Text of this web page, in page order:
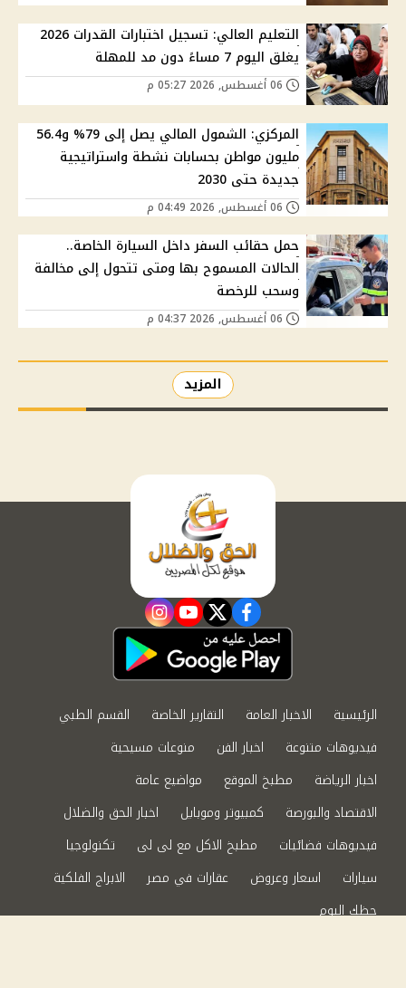
التعليم العالي: تسجيل اختبارات القدرات 2026
يغلق اليوم 7 مساءً دون مد للمهلة
المركزي: الشمول المالي يصل إلى 79% و56.4
مليون مواطن بحسابات نشطة واستراتيجية
جديدة حتى 2030
حمل حقائب السفر داخل السيارة الخاصة..
الحالات المسموح بها ومتى تتحول إلى مخالفة
وسحب للرخصة
المزيد
facebook
twitter
youtube
instagram
الرئيسية الاخبار العامة التقارير الخاصة
القسم الطبي
فيديوهات متنوعة
اخبار الفن
منوعات مسيحية
اخبار الرياضة
مطبخ الموقع
مواضيع عامة
الاقتصاد والبورصة
كمبيوتر وموبايل
اخبار الحق والضلال
فيديوهات فضائيات
مطبخ الاكل مع لى لى
تكنولوجيا
سيارات
اسعار وعروض عقارات في مصر
الابراج الفلكية
حظك اليوم